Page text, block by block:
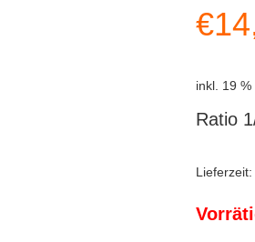
€
inkl. 19 %
Ratio
Lieferzeit: